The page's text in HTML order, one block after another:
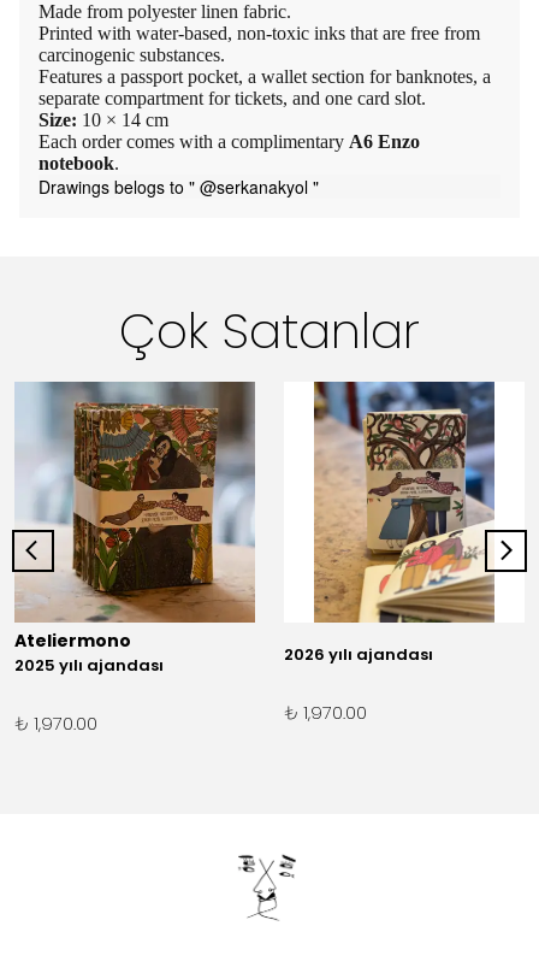
Made from polyester linen fabric.
Printed with water-based, non-toxic inks that are free from
carcinogenic substances.
Features a passport pocket, a wallet section for banknotes, a
separate compartment for tickets, and one card slot.
Size: 10 × 14 cm
Each order comes with a complimentary A6 Enzo
notebook.
Drawings belogs to " @serkanakyol "
Çok Satanlar
Ateliermono
2025 yılı ajandası
₺ 1,970.00
2026 yılı ajandası
₺ 1,970.00